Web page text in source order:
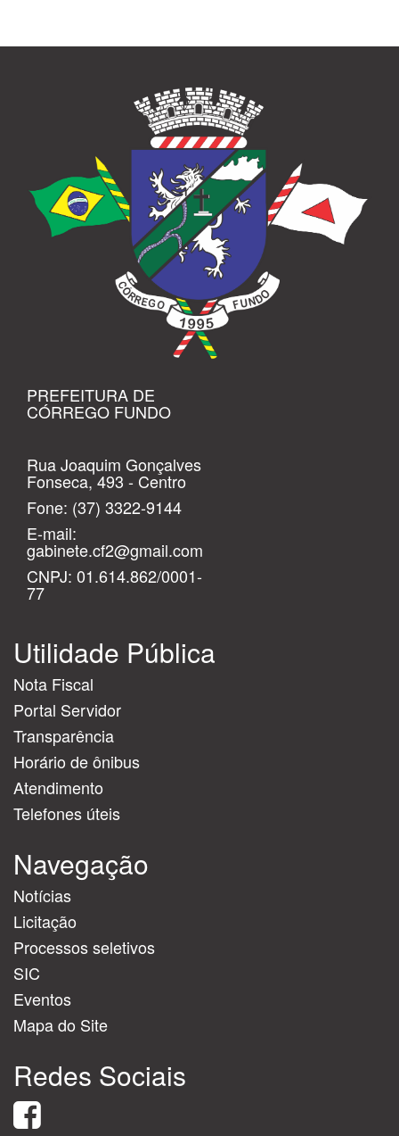
PREFEITURA DE
CÓRREGO FUNDO
Rua Joaquim Gonçalves
Fonseca, 493 - Centro
Fone: (37) 3322-9144
E-mail:
gabinete.cf2@gmail.com
CNPJ: 01.614.862/0001-
77
Utilidade Pública
Nota Fiscal
Portal Servidor
Transparência
Horário de ônibus
Atendimento
Telefones úteis
Navegação
Notícias
Licitação
Processos seletivos
SIC
Eventos
Mapa do Site
Redes Sociais